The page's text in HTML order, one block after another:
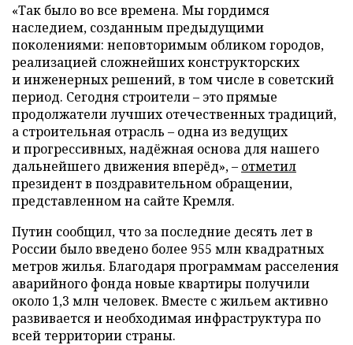
«Так было во все времена. Мы гордимся
наследием, созданным предыдущими
поколениями: неповторимым обликом городов,
реализацией сложнейших конструкторских
и инженерных решений, в том числе в советский
период. Сегодня строители – это прямые
продолжатели лучших отечественных традиций,
а строительная отрасль – одна из ведущих
и прогрессивных, надёжная основа для нашего
дальнейшего движения вперёд», – отметил
президент в поздравительном обращении,
представленном на сайте Кремля.
Путин сообщил, что за последние десять лет в
России было введено более 955 млн квадратных
метров жилья. Благодаря программам расселения
аварийного фонда новые квартиры получили
около 1,3 млн человек. Вместе с жильем активно
развивается и необходимая инфраструктура по
всей территории страны.